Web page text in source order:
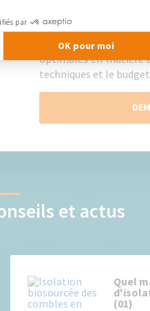
notre courtier en
d'orienter les clients
optimales en matière
techniques et le
et actus
Quel
(01)
par
OK pour moi